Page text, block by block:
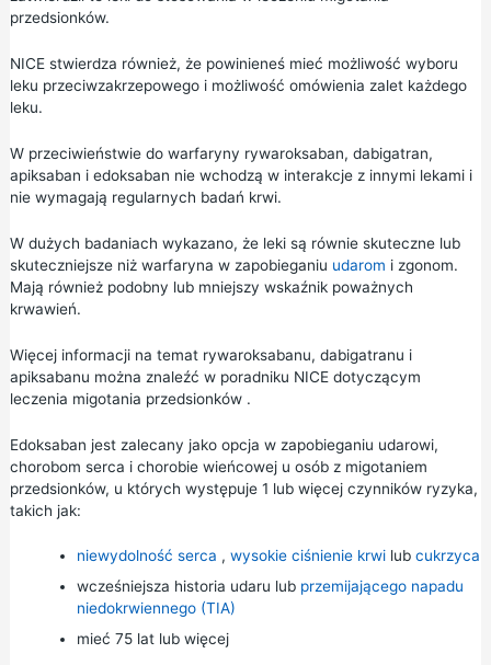
przedsionków.
NICE stwierdza również, że powinieneś mieć możliwość wyboru
leku przeciwzakrzepowego i możliwość omówienia zalet każdego
leku.
W przeciwieństwie do warfaryny rywaroksaban, dabigatran,
apiksaban i edoksaban nie wchodzą w interakcje z innymi lekami i
nie wymagają regularnych badań krwi.
W dużych badaniach wykazano, że leki są równie skuteczne lub
skuteczniejsze niż warfaryna w zapobieganiu udarom i zgonom.
Mają również podobny lub mniejszy wskaźnik poważnych
krwawień.
Więcej informacji na temat rywaroksabanu, dabigatranu i
apiksabanu można znaleźć w poradniku NICE dotyczącym
leczenia migotania przedsionków.
Edoksaban jest zalecany jako opcja w zapobieganiu udarowi,
chorobom serca i chorobie wieńcowej u osób z migotaniem
przedsionków, u których występuje 1 lub więcej czynników ryzyka,
takich jak:
niewydolność serca , wysokie ciśnienie krwilub cukrzyca
wcześniejsza historia udaru lub przemijającego napadu
niedokrwiennego (TIA)
mieć 75 lat lub więcej